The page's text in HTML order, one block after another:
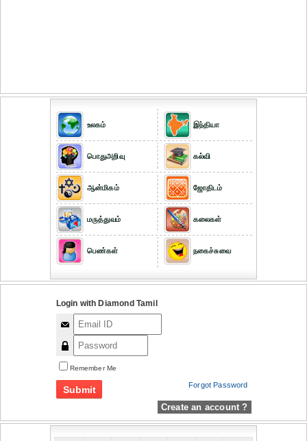
உலகம்
பொதுஅறிவு
ஆன்மிகம்
மருத்துவம்
பெண்கள்
இந்தியா
கல்வி
ஜோதிடம்
கலைகள்
நகைச்சுவை
Login with Diamond Tamil
Remember Me
Forgot Password
Create an account ?